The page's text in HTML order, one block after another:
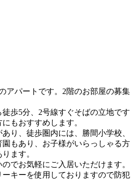
アパートです。2階のお部屋の募集
歩5分、2号線すぐそばの立地です
もおすすめします。
り、徒歩圏内には、勝間小学校、
もあり、お子様がいらっしゃる方
ます。
でお気軽にご入居いただけます。
ーキーを使用しておりますので防犯